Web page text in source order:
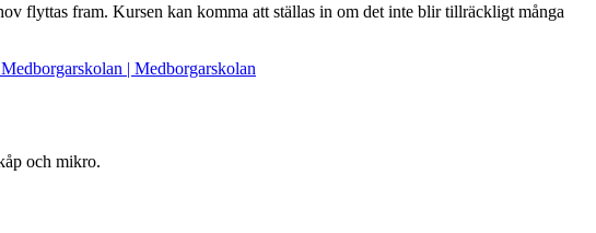
flyttas fram. Kursen kan komma att ställas in om det inte blir tillräckligt många
| Medborgarskolan
och mikro.